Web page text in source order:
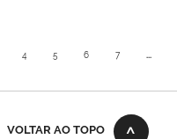
4 5 6 7 ...
VOLTAR AO TOPO